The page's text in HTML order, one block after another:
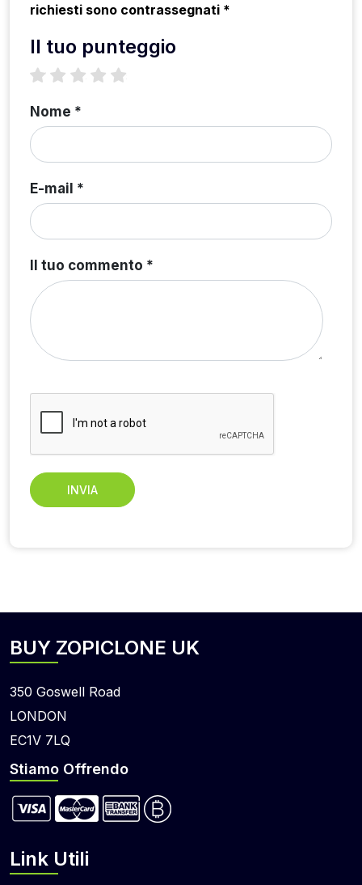
richiesti sono contrassegnati *
Il tuo punteggio
4 stars
3 stars
2 stars
1 star
Nome *
E-mail *
Il tuo commento *
INVIA
BUY ZOPICLONE UK
350 Goswell Road
LONDON
EC1V 7LQ
Stiamo Offrendo
Link Utili